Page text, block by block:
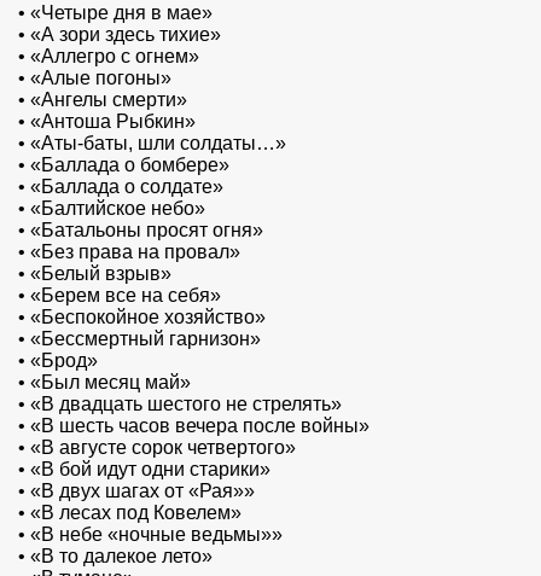
• «Четыре дня в мае»
• «А зори здесь тихие»
• «Аллегро с огнем»
• «Алые погоны»
• «Ангелы смерти»
• «Антоша Рыбкин»
• «Аты-баты, шли солдаты…»
• «Баллада о бомбере»
• «Баллада о солдате»
• «Балтийское небо»
• «Батальоны просят огня»
• «Без права на провал»
• «Белый взрыв»
• «Берем все на себя»
• «Беспокойное хозяйство»
• «Бессмертный гарнизон»
• «Брод»
• «Был месяц май»
• «В двадцать шестого не стрелять»
• «В шесть часов вечера после войны»
• «В августе сорок четвертого»
• «В бой идут одни старики»
• «В двух шагах от «Рая»»
• «В лесах под Ковелем»
• «В небе «ночные ведьмы»»
• «В то далекое лето»